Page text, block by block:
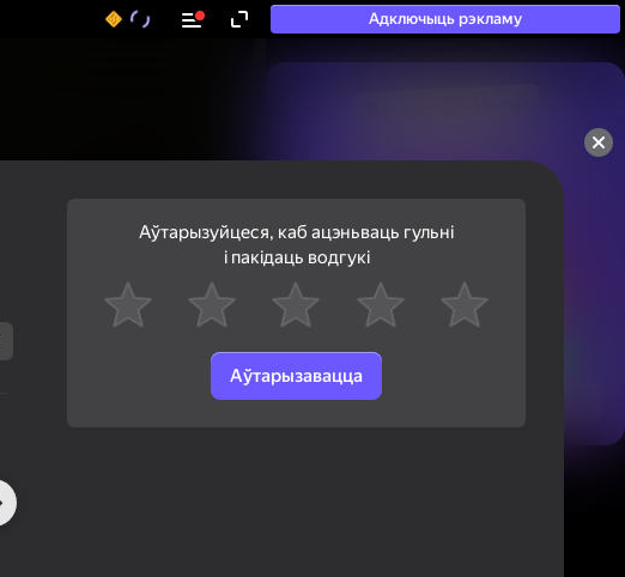
Адключыць рэкламу
50+ тап-гульняў, у якія
гуляюць нават тыя, хто
Аўтарызуйцеся, каб ацэньваць гульні
і пакідаць водгукі
Аўтарызавацца